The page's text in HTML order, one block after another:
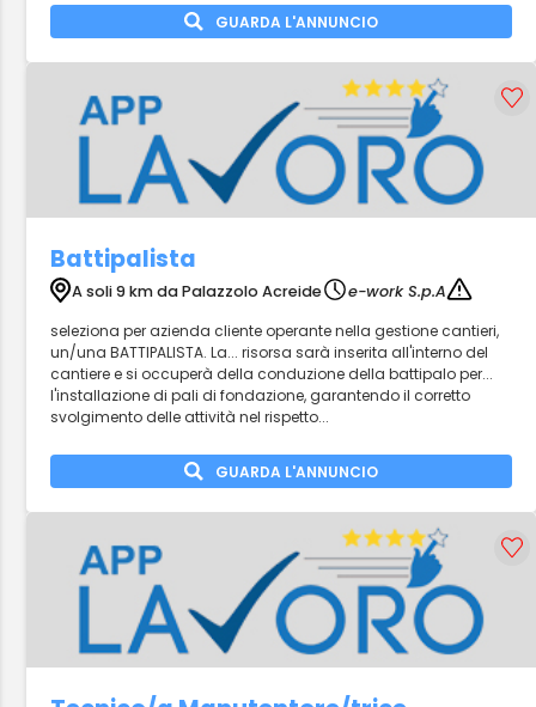
GUARDA L'ANNUNCIO
Battipalista
A soli 9 km da Palazzolo Acreide
e-work S.p.A
seleziona per azienda cliente operante nella gestione cantieri,
un/una BATTIPALISTA. La... risorsa sarà inserita all'interno del
cantiere e si occuperà della conduzione della battipalo per...
l'installazione di pali di fondazione, garantendo il corretto
svolgimento delle attività nel rispetto...
GUARDA L'ANNUNCIO